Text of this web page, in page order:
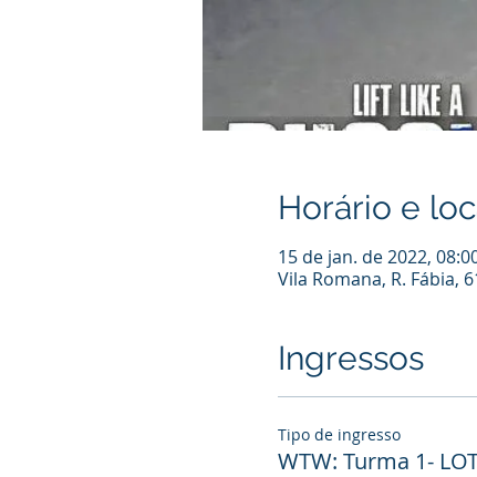
Horário e
15 de jan. de 2022,
Vila Romana, R. Fábia,
Ingressos
Tipo de ingresso
WTW: Turma 1-